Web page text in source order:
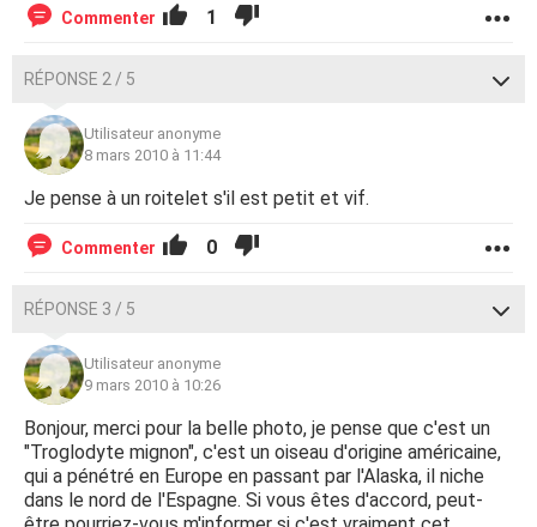
Commenter 1
RÉPONSE 2 / 5
Utilisateur anonyme
8 mars 2010 à 11:44
Je pense à un roitelet s'il est petit et vif.
Commenter 0
RÉPONSE 3 / 5
Utilisateur anonyme
9 mars 2010 à 10:26
Bonjour, merci pour la belle photo, je pense que c'est un
"Troglodyte mignon", c'est un oiseau d'origine américaine,
qui a pénétré en Europe en passant par l'Alaska, il niche
dans le nord de l'Espagne. Si vous êtes d'accord, peut-